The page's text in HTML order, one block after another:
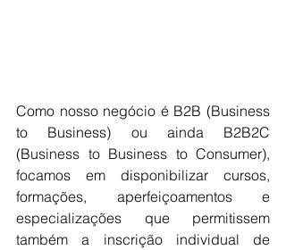
Como nosso negócio é B2B (Business
to Business) ou ainda B2B2C
(Business to Business to Consumer),
focamos em disponibilizar cursos,
formações, aperfeiçoamentos e
especializações que permitissem
também a inscrição individual de